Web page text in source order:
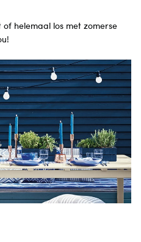
helemaal los met zomerse